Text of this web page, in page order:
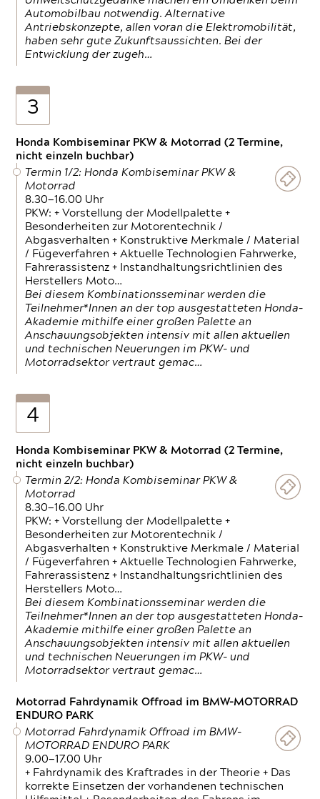
Automobilbau notwendig. Alternative
Antriebskonzepte, allen voran die Elektromobilität,
haben sehr gute Zukunftsaussichten. Bei der
Entwicklung der zugeh…
3
Honda Kombiseminar PKW & Motorrad (2 Termine,
nicht einzeln buchbar)
Termin 1/2: Honda Kombiseminar PKW &
Motorrad
8.30—16.00 Uhr
PKW: + Vorstellung der Modellpalette +
Besonderheiten zur Motorentechnik /
Abgasverhalten + Konstruktive Merkmale / Material
/ Fügeverfahren + Aktuelle Technologien Fahrwerke,
Fahrerassistenz + Instandhaltungsrichtlinien des
Herstellers Moto…
Bei diesem Kombinationsseminar werden die
Teilnehmer*Innen an der top ausgestatteten Honda-
Akademie mithilfe einer großen Palette an
Anschauungsobjekten intensiv mit allen aktuellen
und technischen Neuerungen im PKW- und
Motorradsektor vertraut gemac…
4
Honda Kombiseminar PKW & Motorrad (2 Termine,
nicht einzeln buchbar)
Termin 2/2: Honda Kombiseminar PKW &
Motorrad
8.30—16.00 Uhr
PKW: + Vorstellung der Modellpalette +
Besonderheiten zur Motorentechnik /
Abgasverhalten + Konstruktive Merkmale / Material
/ Fügeverfahren + Aktuelle Technologien Fahrwerke,
Fahrerassistenz + Instandhaltungsrichtlinien des
Herstellers Moto…
Bei diesem Kombinationsseminar werden die
Teilnehmer*Innen an der top ausgestatteten Honda-
Akademie mithilfe einer großen Palette an
Anschauungsobjekten intensiv mit allen aktuellen
und technischen Neuerungen im PKW- und
Motorradsektor vertraut gemac…
Motorrad Fahrdynamik Offroad im BMW-MOTORRAD
ENDURO PARK
Motorrad Fahrdynamik Offroad im BMW-
MOTORRAD ENDURO PARK
9.00—17.00 Uhr
+ Fahrdynamik des Kraftrades in der Theorie + Das
korrekte Einsetzen der vorhandenen technischen